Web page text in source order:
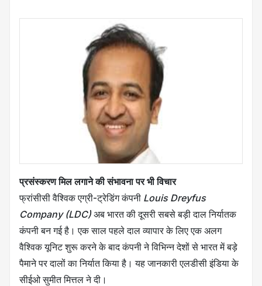
प्रसंस्करण मिल लगाने की संभावना पर भी विचार
फ्रांसीसी वैश्विक एग्री-ट्रेडिंग कंपनी Louis Dreyfus
Company (LDC) अब भारत की दूसरी सबसे बड़ी दाल निर्यातक
कंपनी बन गई है। एक साल पहले दाल व्यापार के लिए एक अलग
वैश्विक यूनिट शुरू करने के बाद कंपनी ने विभिन्न देशों से भारत में बड़े
पैमाने पर दालों का निर्यात किया है। यह जानकारी एलडीसी इंडिया के
सीईओ सुमीत मित्तल ने दी।